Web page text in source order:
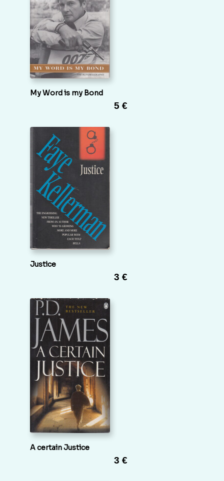
My Word is my Bond
5 €
Justice
3 €
A certain Justice
3 €